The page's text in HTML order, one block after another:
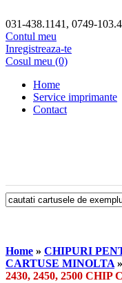
031-438.1141, 0749-
Contul meu
Inregistreaza-te
Cosul meu (0)
Home
Service imprimante
Contact
Home » CHIPURI
CARTUSE MINOLTA »
2430, 2450, 2500